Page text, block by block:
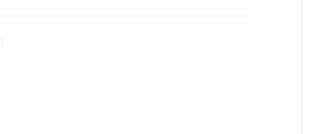
히 따라오시면 USB 부팅을 할 수 있습니다. 고고싱! 먼
을 부팅 후 재빠르게 F2 or ..